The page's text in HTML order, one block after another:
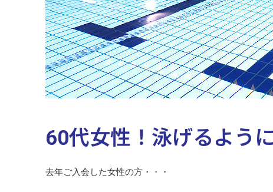
60代女性！泳げるよう
去年ご入会した女性の方・・・